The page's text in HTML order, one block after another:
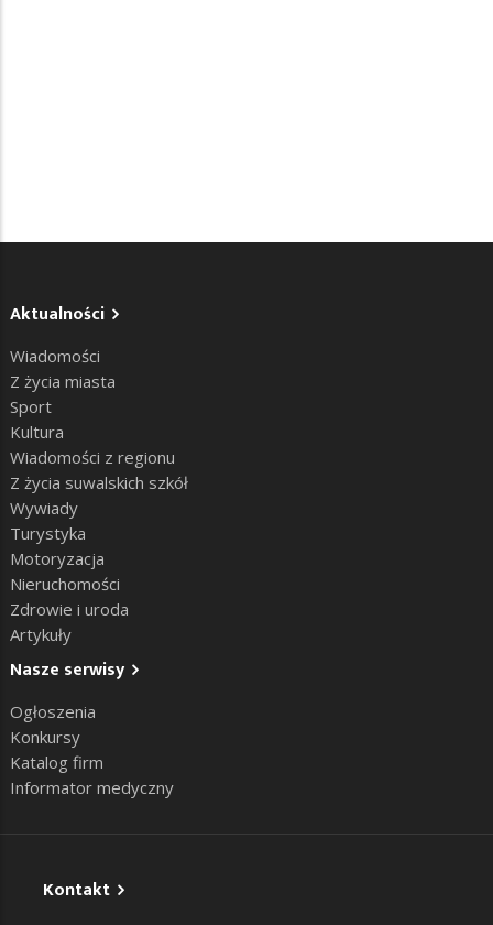
Aktualności
Wiadomości
Z życia miasta
Sport
Kultura
Wiadomości z regionu
Z życia suwalskich szkół
Wywiady
Turystyka
Motoryzacja
Nieruchomości
Zdrowie i uroda
Artykuły
Nasze serwisy
Ogłoszenia
Konkursy
Katalog firm
Informator medyczny
Kontakt